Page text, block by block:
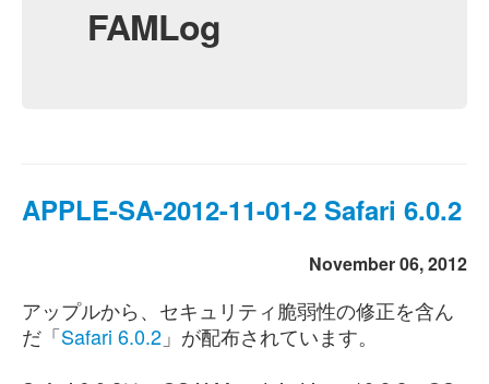
FAMLog
APPLE-SA-2012-11-01-2 Safari 6.0.2
November 06, 2012
アップルから、セキュリティ脆弱性の修正を含ん
だ「Safari 6.0.2 」が配布されています。